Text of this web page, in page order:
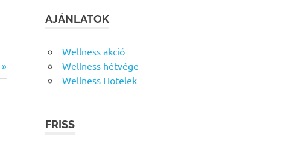
AJÁNLATOK
Wellness akció
Wellness hétvége
Wellness Hotelek
FRISS